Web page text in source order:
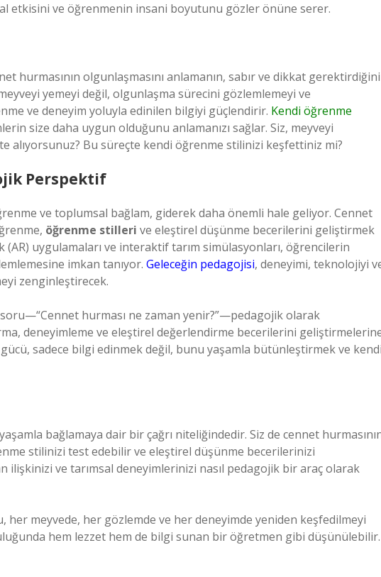
etkisini ve öğrenmenin insani boyutunu gözler önüne serer.
hurmasının olgunlaşmasını anlamanın, sabır ve dikkat gerektirdiğini
yemeyi değil, olgunlaşma sürecini gözlemlemeyi ve
ve deneyim yoluyla edinilen bilgiyi güçlendirir. Kendi öğrenme
size daha uygun olduğunu anlamanızı sağlar. Siz, meyveyi
alıyorsunuz? Bu süreçte kendi öğrenme stilinizi keşfettiniz mi?
Perspektif
ve toplumsal bağlam, giderek daha önemli hale geliyor. Cennet
öğrenme stilleri ve eleştirel düşünme becerilerini geliştirmek
(AR) uygulamaları ve interaktif tarım simülasyonları, öğrencilerin
imkan tanıyor. Geleceğin pedagojisi, deneyimi, teknolojiyi
zenginleştirecek.
hurması ne zaman yenir?”—pedagojik olarak
deneyimleme ve eleştirel değerlendirme becerilerini
sadece bilgi edinmek değil, bunu yaşamla bütünleştirmek ve kendi
bağlamaya dair bir çağrı niteliğindedir. Siz de cennet
stilinizi test edebilir ve eleştirel düşünme becerilerinizi
ilişkinizi ve tarımsal deneyimlerinizi nasıl pedagojik bir araç olarak
meyvede, her gözlemde ve her deneyimde yeniden keşfedilmeyi
hem lezzet hem de bilgi sunan bir öğretmen gibi düşünülebilir.